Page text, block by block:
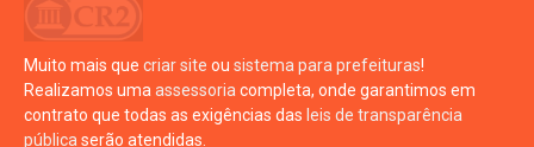
Muito mais que criar site ou sistema para prefeituras!
Realizamos umaassessoriacompleta, onde garantimos em
contrato que todas as exigências das leis de transparência
públicaserão atendidas.